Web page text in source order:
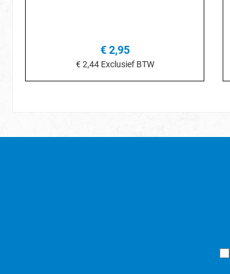
€ 2,95
€ 2,44 Exclusief BTW